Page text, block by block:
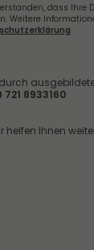
dass Ihre
Weitere
721 8933160
helfen Ihnen